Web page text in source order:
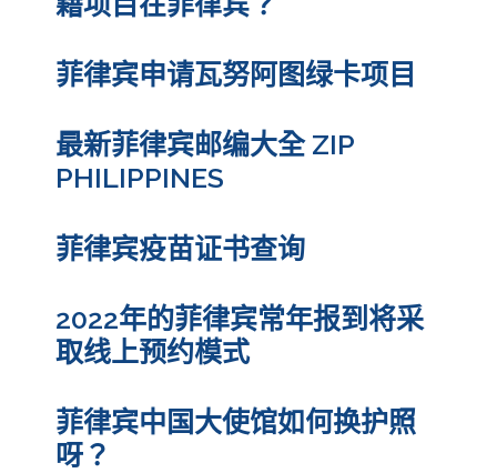
菲律宾申请瓦努阿图绿卡项目
最新菲律宾邮编大全 ZIP
PHILIPPINES
菲律宾疫苗证书查询
2022年的菲律宾常年报到将采
取线上预约模式
菲律宾中国大使馆如何换护照
呀？